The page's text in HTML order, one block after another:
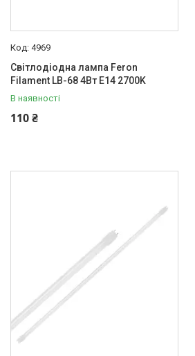
4969
Світлодіодна лампа Feron
Filament LB-68 4Вт E14 2700K
В наявності
110 ₴